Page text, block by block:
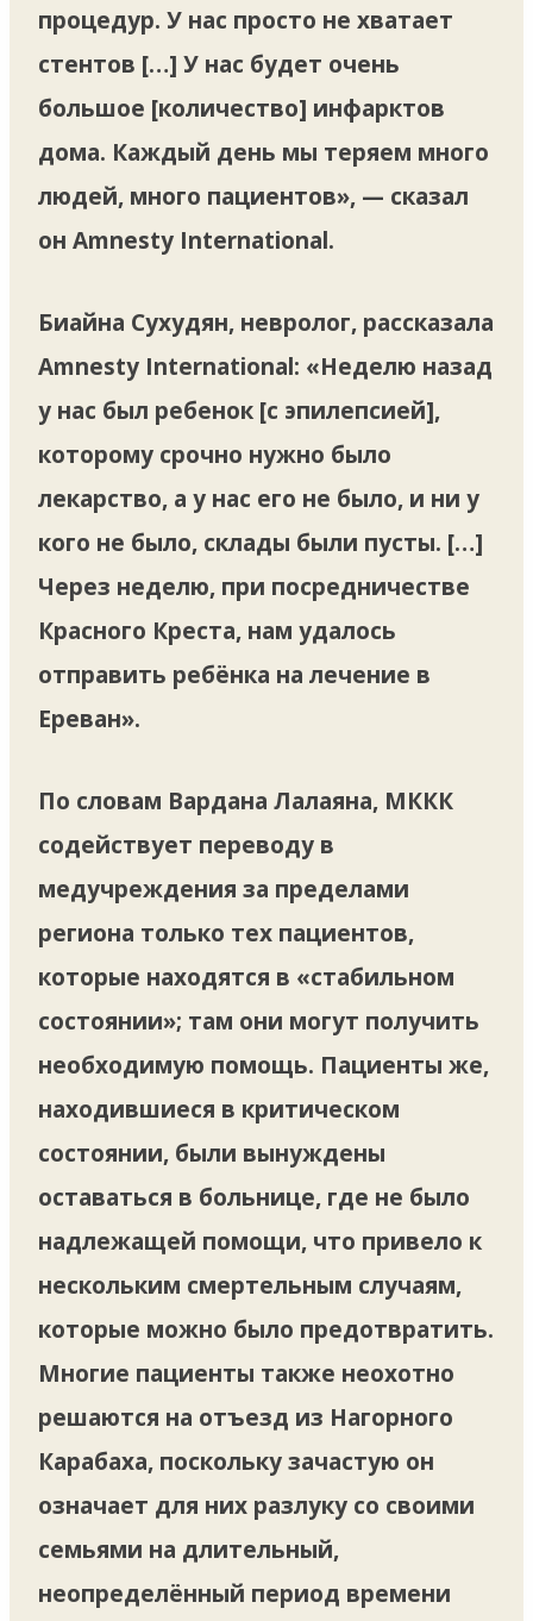
процедур. У нас просто не хватает
стентов […] У нас будет очень
большое [количество] инфарктов
дома. Каждый день мы теряем много
людей, много пациентов», — сказал
он Amnesty International.
Биайна Сухудян, невролог, рассказала
Amnesty International: «Неделю назад
у нас был ребенок [с эпилепсией],
которому срочно нужно было
лекарство, а у нас его не было, и ни у
кого не было, склады были пусты. […]
Через неделю, при посредничестве
Красного Креста, нам удалось
отправить ребёнка на лечение в
Ереван».
По словам Вардана Лалаяна, МККК
содействует переводу в
медучреждения за пределами
региона только тех пациентов,
которые находятся в «стабильном
состоянии»; там они могут получить
необходимую помощь. Пациенты же,
находившиеся в критическом
состоянии, были вынуждены
оставаться в больнице, где не было
надлежащей помощи, что привело к
нескольким смертельным случаям,
которые можно было предотвратить.
Многие пациенты также неохотно
решаются на отъезд из Нагорного
Карабаха, поскольку зачастую он
означает для них разлуку со своими
семьями на длительный,
неопределённый период времени